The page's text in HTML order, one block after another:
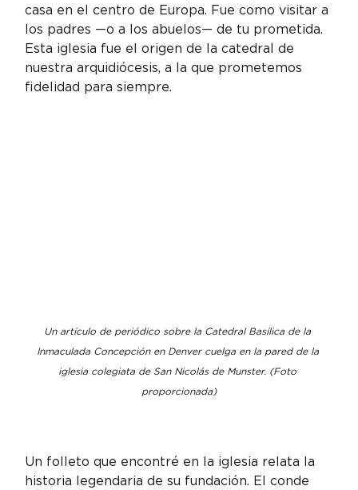
casa en el centro de Europa. Fue como visitar a
los padres —o a los abuelos— de tu prometida.
Esta iglesia fue el origen de la catedral de
nuestra arquidiócesis, a la que prometemos
fidelidad para siempre.
Un artículo de periódico sobre la Catedral Basílica de la
Inmaculada Concepción en Denver cuelga en la pared de la
iglesia colegiata de San Nicolás de Munster. (Foto
proporcionada)
Un folleto que encontré en la iglesia relata la
historia legendaria de su fundación. El conde